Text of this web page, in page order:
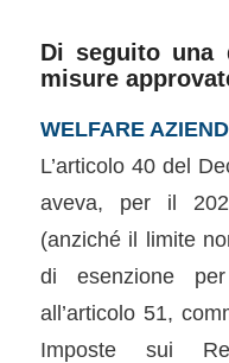
Di seguito una
misure
WELFARE
L’articolo 40 del
aveva, per il
(anziché il limite
di esenzione
all’articolo 51,
Imposte sui